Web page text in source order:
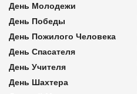
День Молодежи
День Победы
День Пожилого Человека
День Спасателя
День Учителя
День Шахтера